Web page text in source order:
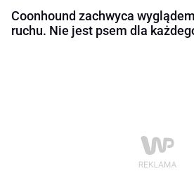
Coonhound zachwyca
ruchu. Nie jest psem dla